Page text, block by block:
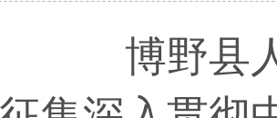
博野县